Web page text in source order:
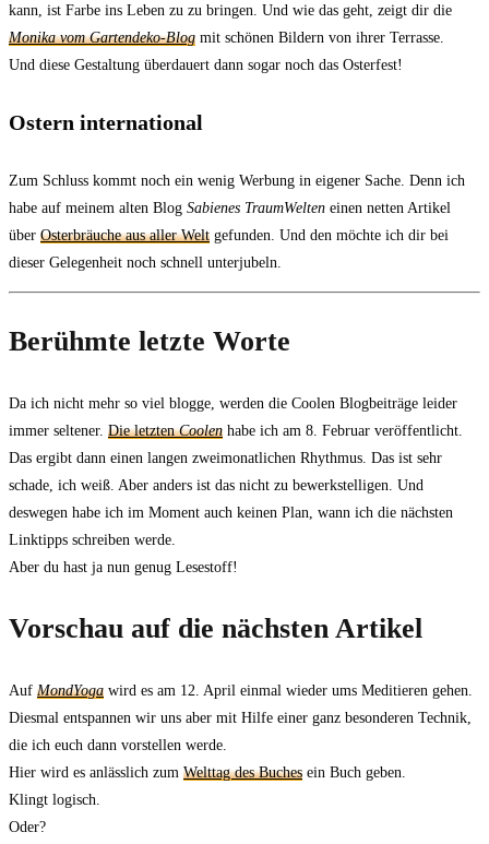
kann, ist Farbe ins Leben zu zu bringen. Und wie das geht, zeigt dir die
Monika vom Gartendeko-Blog mit schönen Bildern von ihrer Terrasse.
Und diese Gestaltung überdauert dann sogar noch das Osterfest!
Ostern international
Zum Schluss kommt noch ein wenig Werbung in eigener Sache. Denn ich
habe auf meinem alten Blog Sabienes TraumWelten einen netten Artikel
über Osterbräuche aus aller Welt gefunden. Und den möchte ich dir bei
dieser Gelegenheit noch schnell unterjubeln.
Berühmte letzte Worte
Da ich nicht mehr so viel blogge, werden die Coolen Blogbeiträge leider
immer seltener. Die letztenCoolen habe ich am 8. Februar veröffentlicht.
Das ergibt dann einen langen zweimonatlichen Rhythmus. Das ist sehr
schade, ich weiß. Aber anders ist das nicht zu bewerkstelligen. Und
deswegen habe ich im Moment auch keinen Plan, wann ich die nächsten
Linktipps schreiben werde.
Aber du hast ja nun genug Lesestoff!
Vorschau auf die nächsten Artikel
Auf MondYoga wird es am 12. April einmal wieder ums Meditieren gehen.
Diesmal entspannen wir uns aber mit Hilfe einer ganz besonderen Technik,
die ich euch dann vorstellen werde.
Hier wird es anlässlich zum Welttag des Buches ein Buch geben.
Klingt logisch.
Oder?